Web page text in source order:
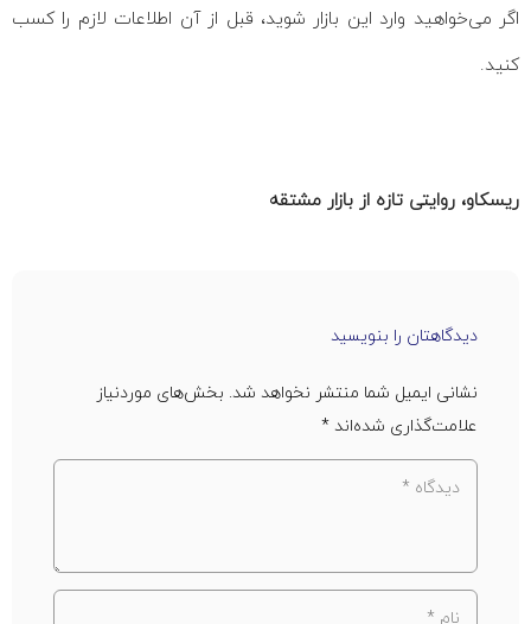
اگر می‌خواهید وارد این بازار شوید، قبل از آن اطلاعات لازم را کسب
کنید.
ریسکاو، روایتی تازه از بازار مشتقه
دیدگاهتان را بنویسید
نشانی ایمیل شما منتشر نخواهد شد. بخش‌های موردنیاز
علامت‌گذاری شده‌اند*